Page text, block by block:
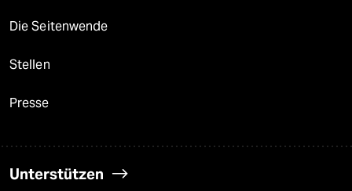
Die Seitenwende
Stellen
Presse
Unterstützen